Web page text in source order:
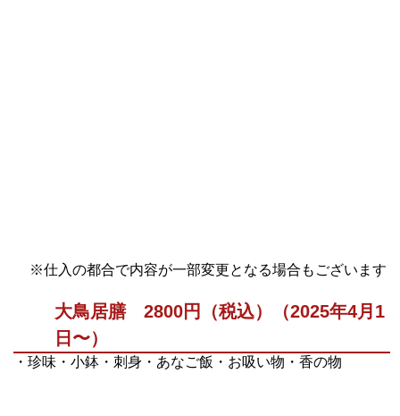
※仕入の都合で内容が一部変更となる場合もございます
大鳥居膳 2800円（税込）（2025年4月1
日〜）
・珍味・小鉢・刺身・あなご飯・お吸い物・香の物